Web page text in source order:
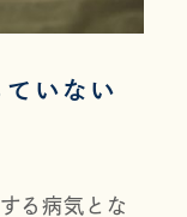
いない
る病気とな